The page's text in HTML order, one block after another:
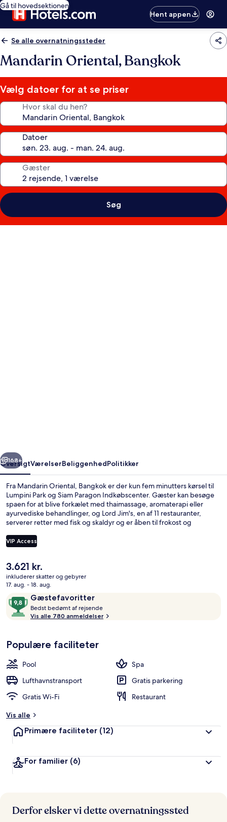
Gå til hovedsektionen
Hent appen
Se alle overnatningssteder
Mandarin Oriental, Bangkok
Vælg datoer for at se priser
Hvor skal du hen?
Datoer
Gæster
Søg
Næste
168+
OversigtVærelserBeliggenhedPolitikker
Fra Mandarin Oriental, Bangkok er der kun fem minutters kørsel til
Lumpini Park og Siam Paragon Indkøbscenter. Gæster kan besøge
spaen for at blive forkælet med thaimassage, aromaterapi eller
ayurvediske behandlinger, og Lord Jim's, en af 11 restauranter,
serverer retter med fisk og skaldyr og er åben til frokost og
luksusfaciliteter tæller 2 udendørs pools, en bar ved poolen og et
motionscenter. Stedets hjælpsomme personale og generelle
Overnatningsstedet ligger kun en kort gåtur fra offentlig transport:
Saphan Taksin BTS-station ligger 10 minutter derfra.
VIP Access
Den
nuværende
pris
3.621 kr.
3.621 kr.
inkluderer skatter og gebyrer
17. aug. - 18. aug.
AnmeldelserGæstefavoritter
9,8
ud
af
Gæstefavoritter
Bedst bedømt af rejsende
e
a
f
d
e
Vis alle 780 anmeldelser
Populære faciliteter
Pool
Spa
Lufthavnstransport
Gratis parkering
Gratis Wi-Fi
Restaurant
Vis alle
Primære faciliteter (12)
For familier (6)
Derfor elsker vi dette overnatningssted